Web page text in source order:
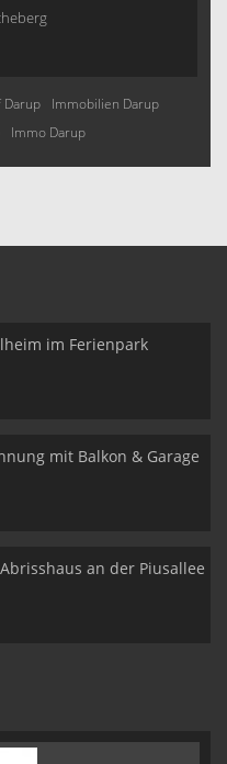
Darup
Immobilien Darup
Immo Darup
im Ferienpark
mit Balkon & Garage
an der Piusallee